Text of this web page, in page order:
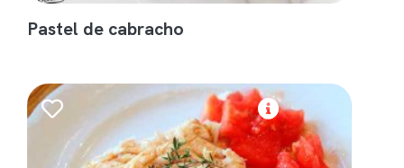
Pastel de cabracho